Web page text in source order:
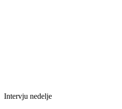
Intervju nedelje